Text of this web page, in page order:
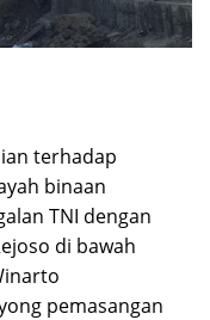
terhadap
binaan
TNI dengan
di bawah
pemasangan